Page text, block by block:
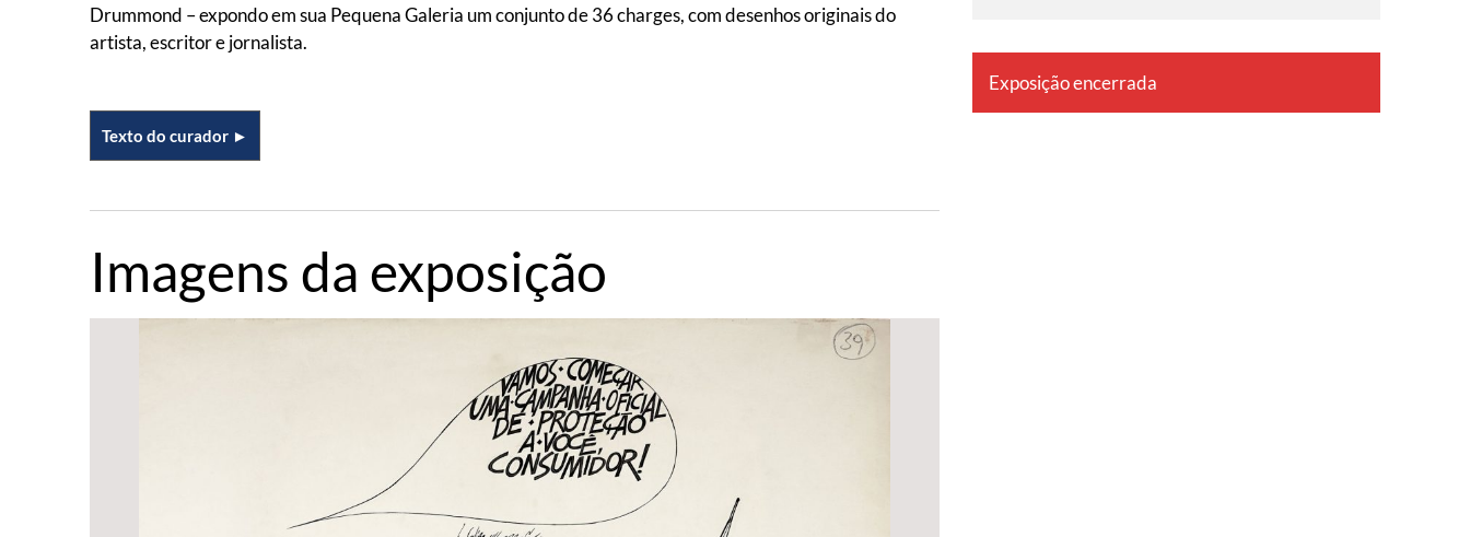
Drummond – expondo em sua Pequena Galeria um conjunto de 36 charges, com desenhos originais do
artista, escritor e jornalista.
Texto do curador ►
Imagens da exposição
Exposição encerrada